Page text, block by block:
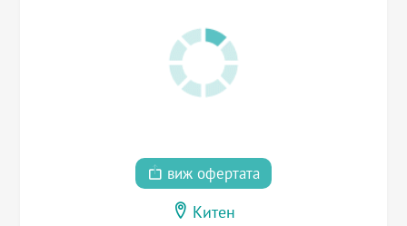
виж офертата
Китен